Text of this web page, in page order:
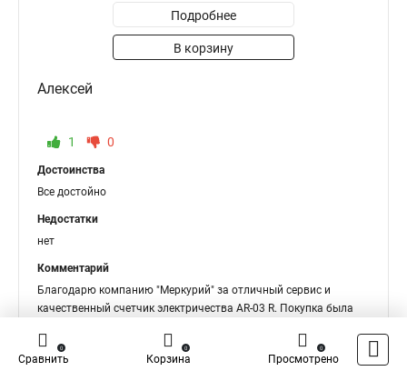
Подробнее
В корзину
Алексей
1 0
Достоинства
Все достойно
Недостатки
нет
Комментарий
Благодарю компанию "Меркурий" за отличный сервис и
качественный счетчик электричества AR-03 R. Покупка была
консультировали и предоставили скидку. Сайт - удобный
инструмент для выбора и покупки товаров. Я остался
Сравнить
0
Корзина
0
Просмотрено
0